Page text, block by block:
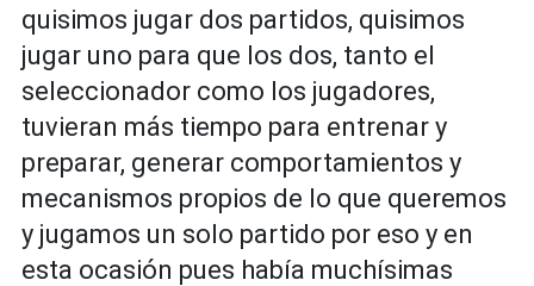
quisimos jugar dos partidos, quisimos
jugar uno para que los dos, tanto el
seleccionador como los jugadores,
tuvieran más tiempo para entrenar y
preparar, generar comportamientos y
mecanismos propios de lo que queremos
y jugamos un solo partido por eso y en
esta ocasión pues había muchísimas